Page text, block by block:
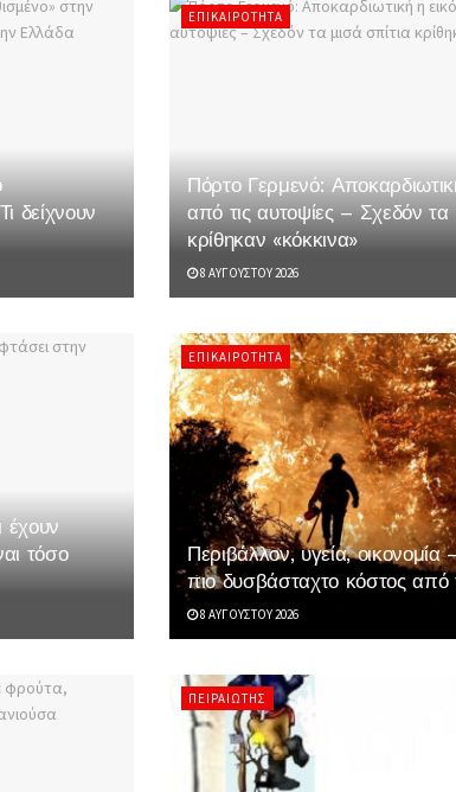
δείχνουν
ΕΠΙΚΑΙΡΌΤΗΤΑ
Πόρτο Γερμενό:
από τις αυτοψίες – Σχεδόν τα
κρίθηκαν «κόκκινα»
8 ΑΥΓΟΎΣΤΟΥ 2026
έχουν
τόσο
ΕΠΙΚΑΙΡΌΤΗΤΑ
Περιβάλλον, υγεία,
πιο δυσβάσταχτο κόστος από
8 ΑΥΓΟΎΣΤΟΥ 2026
ΠΕΙΡΑΙΏΤΗΣ